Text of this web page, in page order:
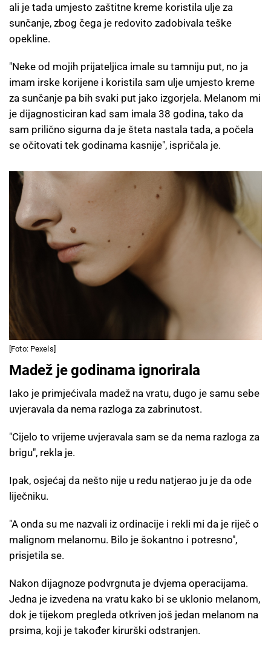
ali je tada umjesto zaštitne kreme koristila ulje za
sunčanje, zbog čega je redovito zadobivala teške
opekline.
"Neke od mojih prijateljica imale su tamniju put, no ja
imam irske korijene i koristila sam ulje umjesto kreme
za sunčanje pa bih svaki put jako izgorjela. Melanom mi
je dijagnosticiran kad sam imala 38 godina, tako da
sam prilično sigurna da je šteta nastala tada, a počela
se očitovati tek godinama kasnije", ispričala je.
[Foto: Pexels]
Madež je godinama ignorirala
Iako je primjećivala madež na vratu, dugo je samu sebe
uvjeravala da nema razloga za zabrinutost.
"Cijelo to vrijeme uvjeravala sam se da nema razloga za
brigu", rekla je.
Ipak, osjećaj da nešto nije u redu natjerao ju je da ode
liječniku.
"A onda su me nazvali iz ordinacije i rekli mi da je riječ o
malignom melanomu. Bilo je šokantno i potresno",
prisjetila se.
Nakon dijagnoze podvrgnuta je dvjema operacijama.
Jedna je izvedena na vratu kako bi se uklonio melanom,
dok je tijekom pregleda otkriven još jedan melanom na
prsima, koji je također kirurški odstranjen.